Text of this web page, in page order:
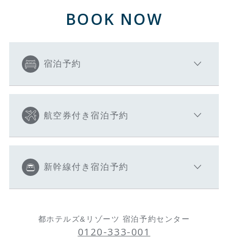
BOOK NOW
宿泊予約
航空券付き宿泊予約
新幹線付き宿泊予約
都ホテルズ&リゾーツ 宿泊予約センター
0120-333-001